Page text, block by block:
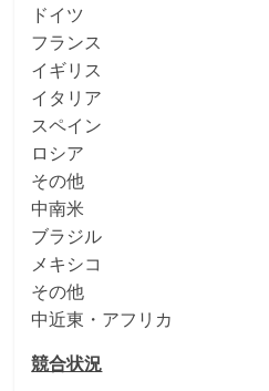
ドイツ
フランス
イギリス
イタリア
スペイン
ロシア
その他
中南米
ブラジル
メキシコ
その他
中近東・アフリカ
競合状況